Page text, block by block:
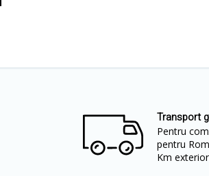
Transport
Pentru
pentru
Km